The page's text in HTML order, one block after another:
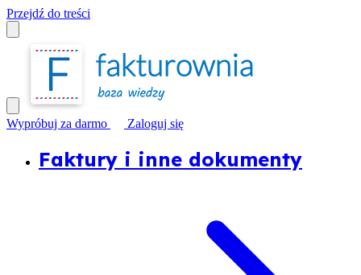
Przejdź do treści
Wypróbuj za darmo Zaloguj się
Faktury i inne dokumenty